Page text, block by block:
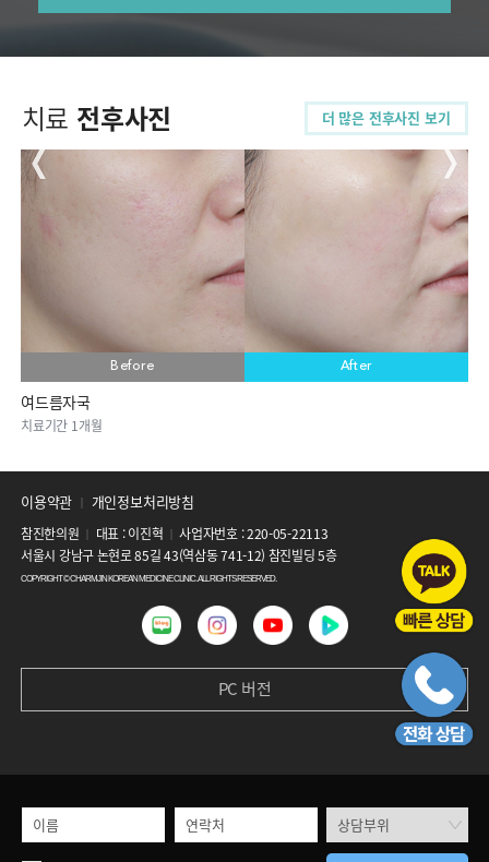
치료 전후사진 더 많은 전후사진 보기
Before After
여드름자국
치료기간 1개월
Before After
아이스픽흉터, 박스형흉터, 복합형흉터,..
치료기간 1개월
Before After
여드름붉은자국, 볼여드름
치료기간 1개월
Before After
여드름자국
치료기간 1개월
Before After
복합성흉터, 모공
치료기간 1개월
Before After
화농성여드름,복합성흉터
치료기간 2개월
Before After
여드름자국
치료기간 1개월
Before After
아이스픽흉터, 박스형흉터, 복합형흉터,..
치료기간 1개월
이용약관 개인정보처리방침
참진한의원 대표 : 이진혁
사업자번호 : 220-05-22113
서울시 강남구 논현로 85길 43(역삼동 741-12) 참진빌딩 5층
COPYRIGHT © CHARMJIN KOREAN MEDICINE CLINIC. ALL RIGHTS RESERVED.
PC 버전